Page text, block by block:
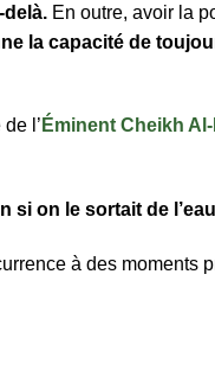
delà. En outre, avoir la
la capacité de
l’ Éminent Cheikh
si on le sortait de
à des moments